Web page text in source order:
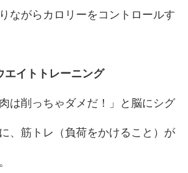
ながらカロリーをコントロールす
エイトトレーニング
は削っちゃダメだ！」と脳にシグ
、筋トレ（負荷をかけること）が